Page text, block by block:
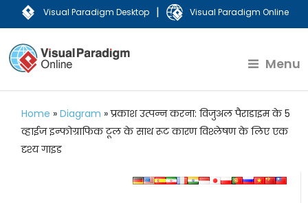
Visual Paradigm Desktop | Visual Paradigm Online
Menu
Home »Diagram »प्रकाश उत्पन्न करना: विजुअल पैराडाइम के 5
व्हाईज इन्फोग्राफिक टूल के साथ रूट कारण विश्लेषण के लिए एक
दृश्य गाइड